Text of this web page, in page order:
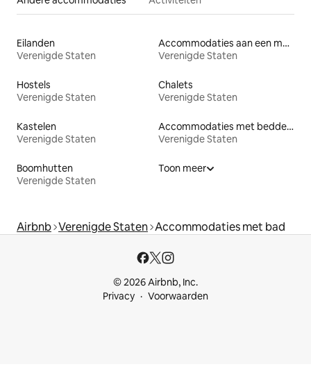
Eilanden
Verenigde Staten
Accommodaties aan een meer
Verenigde Staten
Hostels
Verenigde Staten
Chalets
Verenigde Staten
Kastelen
Verenigde Staten
Accommodaties met bedden op toegankelijke hoogte
Verenigde Staten
Boomhutten
Verenigde Staten
Toon meer
Airbnb Verenigde Staten Accommodaties met bad
© 2026 Airbnb, Inc.
Privacy
Voorwaarden